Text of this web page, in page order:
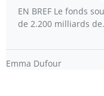
EN BREF Le fonds
de 2.200 milliards
Emma Dufour